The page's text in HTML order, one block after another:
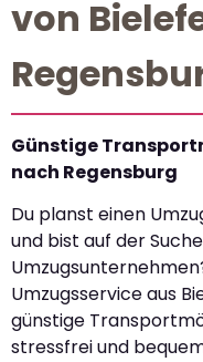
von
Günstige
nach Regensburg
Du planst einen
und bist auf der
Umzugsservice aus
günstige
stressfrei und